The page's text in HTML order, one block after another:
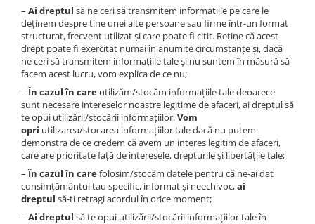
– Ai dreptul să ne ceri să transmitem informațiile pe care le
deținem despre tine unei alte persoane sau firme într-un format
structurat, frecvent utilizat și care poate fi citit. Reține că acest
drept poate fi exercitat numai în anumite circumstanțe și, dacă
ne ceri să transmitem informațiile tale și nu suntem în măsură să
facem acest lucru, vom explica de ce nu;
–În cazul în care utilizăm/stocăm informațiile tale deoarece
sunt necesare intereselor noastre legitime de afaceri, ai dreptul să
te opui utilizării/stocării informațiilor.Vom
opri utilizarea/stocarea informațiilor tale dacă nu putem
demonstra de ce credem că avem un interes legitim de afaceri,
care are prioritate față de interesele, drepturile și libertățile tale;
–În cazul în carefolosim/stocăm datele pentru că ne-ai dat
consimțământul tau specific, informat și neechivoc,ai
dreptul să-ti retragi acordul în orice moment;
– Ai dreptul să te opui utilizării/stocării informațiilor tale în